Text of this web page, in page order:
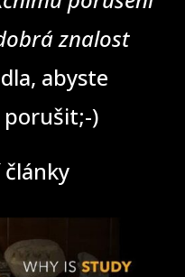
znalost
abyste
porušit;-)
články